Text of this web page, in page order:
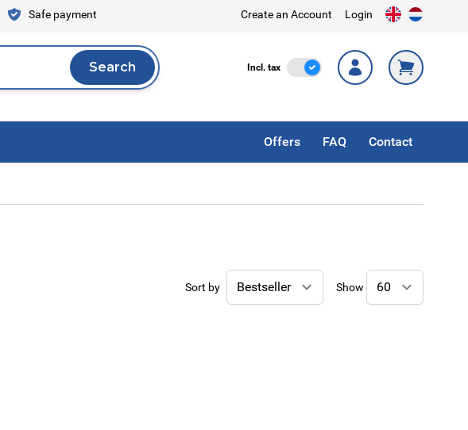
Safe payment Create an Account Login
Search
Search Incl. tax Incl. Tax
Offers FAQ Contact
Sort by Show